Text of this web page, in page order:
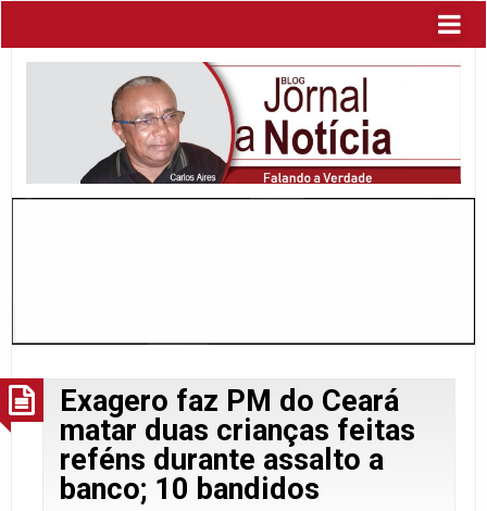
Exagero faz PM do Ceará
matar duas crianças feitas
reféns durante assalto a
banco; 10 bandidos